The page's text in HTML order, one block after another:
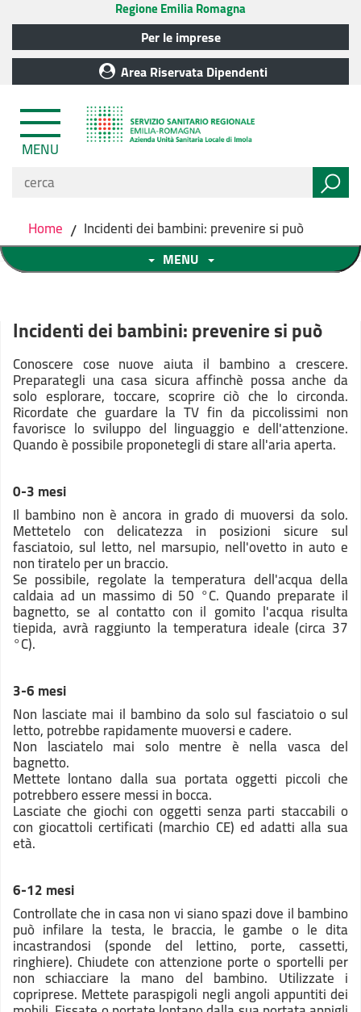
Regione Emilia Romagna
Per le imprese
Area Riservata Dipendenti
MENU
Home / Incidenti dei bambini: prevenire si può
MENU
Incidenti dei bambini: prevenire si può
Conoscere cose nuove aiuta il bambino a crescere.
Preparategli una casa sicura affinchè possa anche da
solo esplorare, toccare, scoprire ciò che lo circonda.
Ricordate che guardare la TV fin da piccolissimi non
favorisce lo sviluppo del linguaggio e dell'attenzione.
Quando è possibile proponetegli di stare all'aria aperta.
0-3 mesi
Il bambino non è ancora in grado di muoversi da solo.
Mettetelo con delicatezza in posizioni sicure sul
fasciatoio, sul letto, nel marsupio, nell'ovetto in auto e
non tiratelo per un braccio.
Se possibile, regolate la temperatura dell'acqua della
caldaia ad un massimo di 50 °C. Quando preparate il
bagnetto, se al contatto con il gomito l'acqua risulta
tiepida, avrà raggiunto la temperatura ideale (circa 37
°C).
3-6 mesi
Non lasciate mai il bambino da solo sul fasciatoio o sul
letto, potrebbe rapidamente muoversi e cadere.
Non lasciatelo mai solo mentre è nella vasca del
bagnetto.
Mettete lontano dalla sua portata oggetti piccoli che
potrebbero essere messi in bocca.
Lasciate che giochi con oggetti senza parti staccabili o
con giocattoli certificati (marchio CE) ed adatti alla sua
età.
6-12 mesi
Controllate che in casa non vi siano spazi dove il bambino
può infilare la testa, le braccia, le gambe o le dita
incastrandosi (sponde del lettino, porte, cassetti,
ringhiere). Chiudete con attenzione porte o sportelli per
non schiacciare la mano del bambino. Utilizzate i
copriprese. Mettete paraspigoli negli angoli appuntiti dei